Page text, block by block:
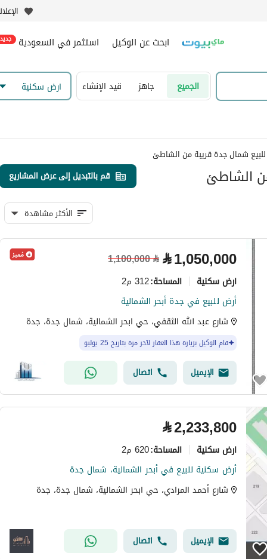
ابحث عن الوكيل استثمر في السعودية جديد
الجميع جاهز قيد الإنشاء ارض سكنية
شمال جدة​ قريبة من الشاطئ
الشاطئ قم بالتبديل إلى عرض المشاريع
الأكثر مشاهدة
⃁1,050,000
⃁
1,100,000
ارض سكنية المساحة:312 م2
أرض للبيع في جدة أبحر الشمالية
شارع عبد الله الثقفي، حي ابحر الشمالية، شمال جدة، جدة
قام الوكيل بزيارة هذا العقار لآخر مرة بتاريخ 25 يوليو
الإيميل اتصال
⃁2,233,800
ارض سكنية المساحة:620 م2
أرض سكنية للبيع في أبحر الشمالية، شمال جدة
شارع أحمد المرادي، حي ابحر الشمالية، شمال جدة، جدة
الإيميل اتصال